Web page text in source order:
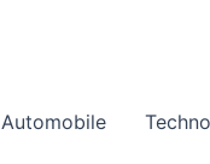
Automobile